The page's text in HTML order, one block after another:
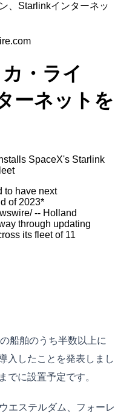
、Starlinkインターネッ
・ライ
ーネットを
SpaceX's Starlink
to have next
of 2023*
-- Holland
through updating
its fleet of 11
船舶のうち半数以上に
入したことを発表しまし
でに設置予定です。
エステルダム、フォーレ